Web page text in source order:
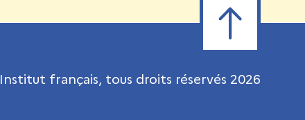
Institut français, tous droits réservés 2026